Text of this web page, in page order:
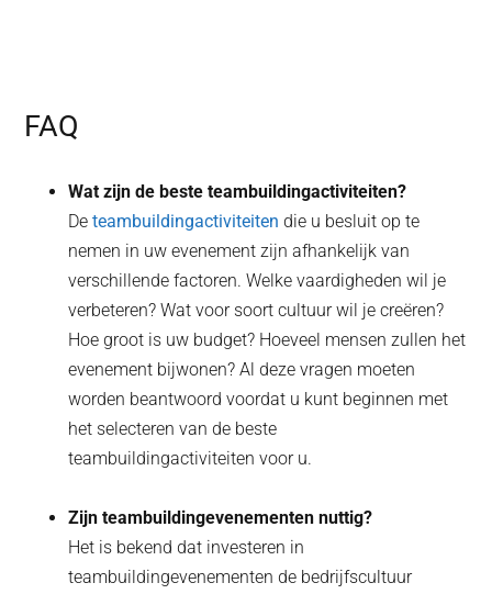
FAQ
Wat zijn de beste teambuildingactiviteiten?
Deteambuildingactiviteiten die u besluit op te
nemen in uw evenement zijn afhankelijk van
verschillende factoren. Welke vaardigheden wil je
verbeteren? Wat voor soort cultuur wil je creëren?
Hoe groot is uw budget? Hoeveel mensen zullen het
evenement bijwonen? Al deze vragen moeten
worden beantwoord voordat u kunt beginnen met
het selecteren van de beste
teambuildingactiviteiten voor u.
Zijn teambuildingevenementen nuttig?
Het is bekend dat investeren in
teambuildingevenementen de bedrijfscultuur